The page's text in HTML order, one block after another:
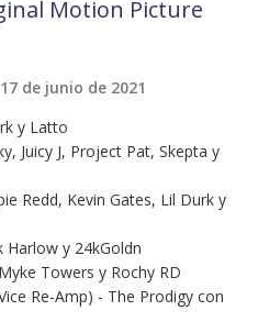
Motion Picture
17 de junio de 2021
y Latto
Juicy J, Project Pat, Skepta y
Redd, Kevin Gates, Lil Durk y
Harlow y 24kGoldn
Towers y Rochy RD
Re-Amp) - The Prodigy con